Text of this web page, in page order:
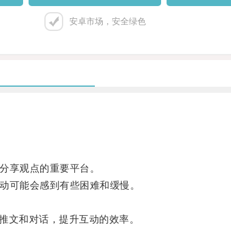
安卓市场，安全绿色
观点的重要平台。
能会感到有些困难和缓慢。
和对话，提升互动的效率。